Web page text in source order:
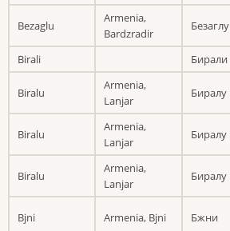
Bezaglu
Armenia,
Bardzradir
Безаглу
Birali Бирали
Biralu
Armenia,
Lanjar
Биралу
Biralu
Armenia,
Lanjar
Биралу
Biralu
Armenia,
Lanjar
Биралу
Bjni Armenia, Bjni Бжни